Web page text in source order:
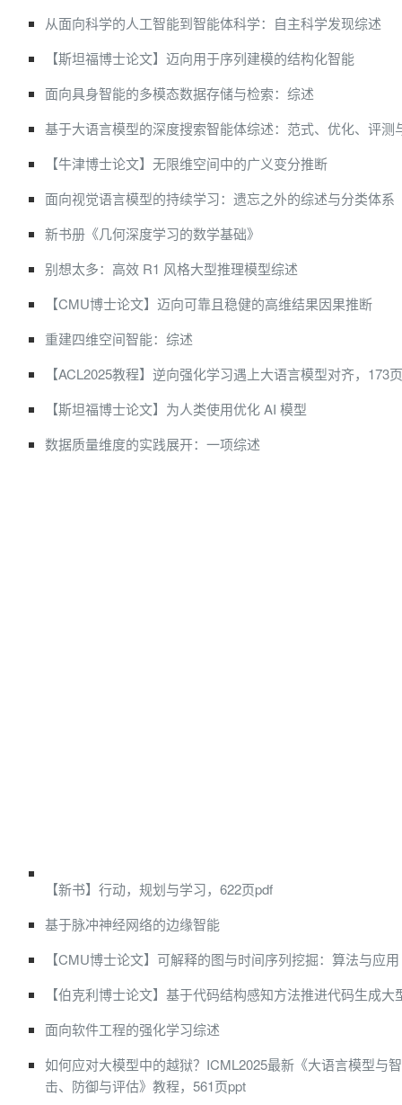
从面向科学的人工智能到智能体科学：自主科学发现综述
【斯坦福博士论文】迈向用于序列建模的结构化智能
面向具身智能的多模态数据存储与检索：综述
基于大语言模型的深度搜索智能体综述：范式、优化、评测
【牛津博士论文】无限维空间中的广义变分推断
面向视觉语言模型的持续学习：遗忘之外的综述与分类体系
新书册《几何深度学习的数学基础》
别想太多：高效 R1 风格大型推理模型综述
【CMU博士论文】迈向可靠且稳健的高维结果因果推断
重建四维空间智能：综述
【ACL2025教程】逆向强化学习遇上大语言模型对齐，173
【斯坦福博士论文】为人类使用优化 AI 模型
数据质量维度的实践展开：一项综述
【新书】行动，规划与学习，622页pdf
基于脉冲神经网络的边缘智能
【CMU博士论文】可解释的图与时间序列挖掘：算法与应用
【伯克利博士论文】基于代码结构感知方法推进代码生成
面向软件工程的强化学习综述
如何应对大模型中的越狱？ICML2025最新《大语言模型与
击、防御与评估》教程，561页ppt